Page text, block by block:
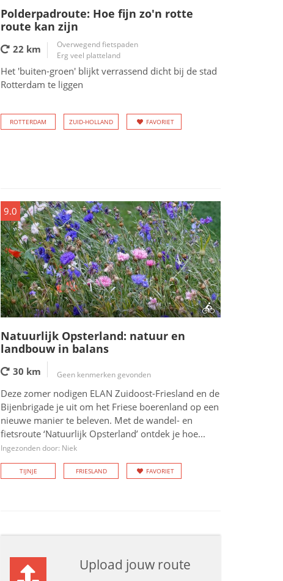
Polderpadroute: Hoe fijn zo'n rotte
route kan zijn
22 km
Overwegend fietspaden
Erg veel platteland
Het 'buiten-groen' blijkt verrassend dicht bij de stad
Rotterdam te liggen
ROTTERDAM ZUID-HOLLAND FAVORIET
9.0
Natuurlijk Opsterland: natuur en
landbouw in balans
30 km Geen kenmerken gevonden
Deze zomer nodigen ELAN Zuidoost-Friesland en de
Bijenbrigade je uit om het Friese boerenland op een
nieuwe manier te beleven. Met de wandel- en
fietsroute ‘Natuurlijk Opsterland’ ontdek je hoe...
Ingezonden door: Niek
TIJNJE FRIESLAND FAVORIET
Upload jouw route